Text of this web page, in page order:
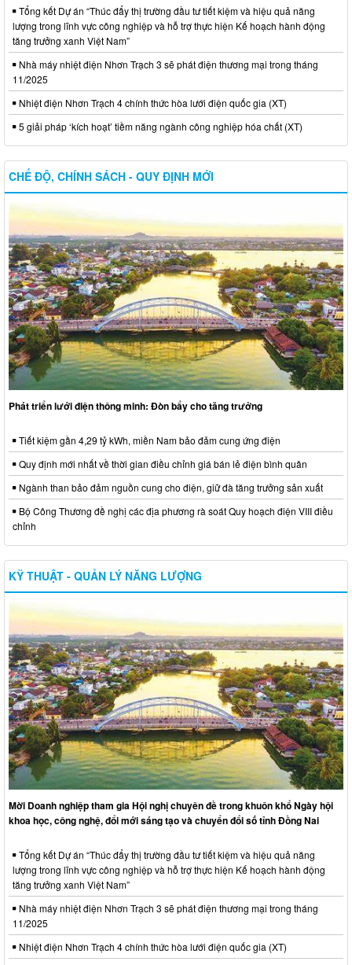
Tổng kết Dự án “Thúc đẩy thị trường đầu tư tiết kiệm và hiệu quả năng
lượng trong lĩnh vực công nghiệp và hỗ trợ thực hiện Kế hoạch hành động
tăng trưởng xanh Việt Nam”
Nhà máy nhiệt điện Nhơn Trạch 3 sẽ phát điện thương mại trong tháng
11/2025
Nhiệt điện Nhơn Trạch 4 chính thức hòa lưới điện quốc gia (XT)
5 giải pháp ‘kích hoạt’ tiềm năng ngành công nghiệp hóa chất (XT)
CHẾ ĐỘ, CHÍNH SÁCH - QUY ĐỊNH MỚI
Phát triển lưới điện thông minh: Đòn bẩy cho tăng trưởng
Tiết kiệm gần 4,29 tỷ kWh, miền Nam bảo đảm cung ứng điện
Quy định mới nhất về thời gian điều chỉnh giá bán lẻ điện bình quân
Ngành than bảo đảm nguồn cung cho điện, giữ đà tăng trưởng sản xuất
Bộ Công Thương đề nghị các địa phương rà soát Quy hoạch điện VIII điều
chỉnh
KỸ THUẬT - QUẢN LÝ NĂNG LƯỢNG
Mời Doanh nghiệp tham gia Hội nghị chuyên đề trong khuôn khổ Ngày hội
khoa học, công nghệ, đổi mới sáng tạo và chuyển đổi số tỉnh Đồng Nai
Tổng kết Dự án “Thúc đẩy thị trường đầu tư tiết kiệm và hiệu quả năng
lượng trong lĩnh vực công nghiệp và hỗ trợ thực hiện Kế hoạch hành động
tăng trưởng xanh Việt Nam”
Nhà máy nhiệt điện Nhơn Trạch 3 sẽ phát điện thương mại trong tháng
11/2025
Nhiệt điện Nhơn Trạch 4 chính thức hòa lưới điện quốc gia (XT)